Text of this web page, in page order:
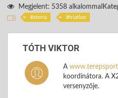
Megjelent: 5358 alkalommal
xterra triatlon
TÓTH VIKTOR
A
koordinátora. A
versenyzője.